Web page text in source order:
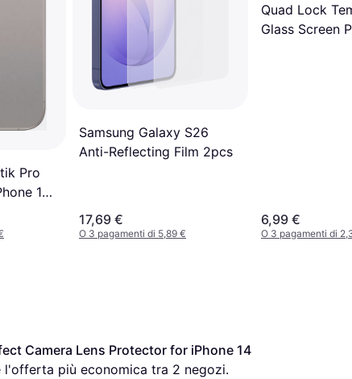
Pro
14
Samsung Galaxy S26
Anti-Reflecting Film 2pcs
17,69 €
O 3 pagamenti di 5,89 €
Quad Lock
Glass Screen
6,99 €
O 3 pagamenti di
Camera Lens Protector for iPhone 14
l'offerta più economica tra 2 negozi.